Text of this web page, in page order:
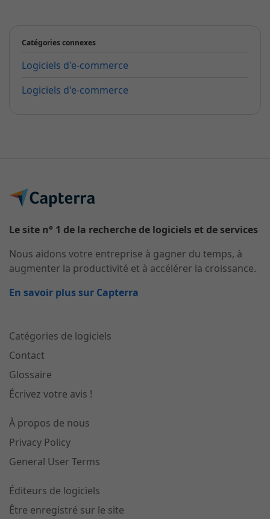
Catégories connexes
Logiciels d'e-commerce
Logiciels d'e-commerce
Le site n° 1 de la recherche de logiciels et de services
Nous aidons votre entreprise à gagner du temps, à
augmenter la productivité et à accélérer la croissance.
En savoir plus sur Capterra
Catégories de logiciels
Contact
Glossaire
Écrivez votre avis !
À propos de nous
Privacy Policy
General User Terms
Éditeurs de logiciels
Être enregistré sur le site